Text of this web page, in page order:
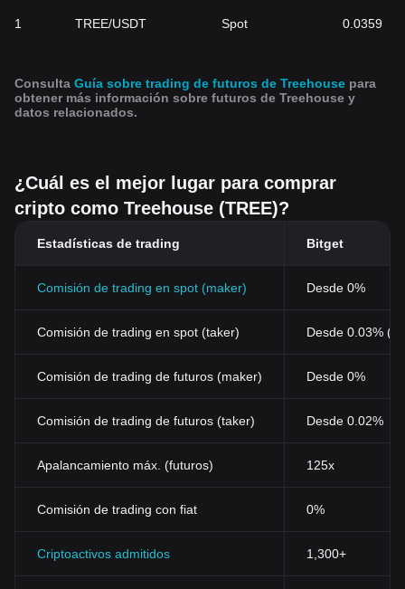
1 TREE/USDT Spot 0.0359
Consulta Guía sobre trading de futuros de Treehouse para
obtener más información sobre futuros de Treehouse y
datos relacionados.
¿Cuál es el mejor lugar para comprar
cripto como Treehouse (TREE)?
Estadísticas de trading Bitget
Comisión de trading en spot (maker) Desde 0%
Comisión de trading en spot (taker) Desde 0.03%
Comisión de trading de futuros (maker) Desde 0%
Comisión de trading de futuros (taker) Desde 0.02%
Apalancamiento máx. (futuros) 125x
Comisión de trading con fiat 0%
Criptoactivos admitidos 1,300+